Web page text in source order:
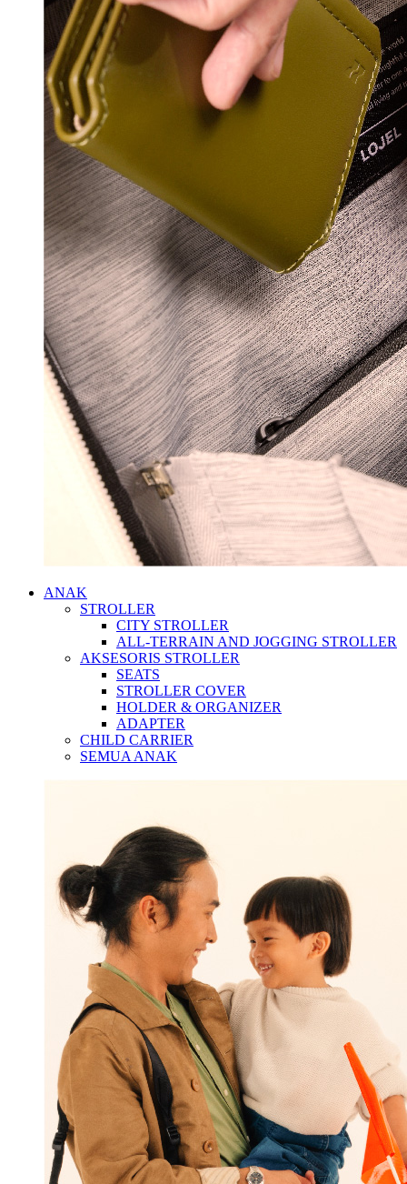
ANAK
STROLLER
CITY STROLLER
ALL-TERRAIN AND JOGGING STROLLER
AKSESORIS STROLLER
SEATS
STROLLER COVER
HOLDER & ORGANIZER
ADAPTER
CHILD CARRIER
SEMUA ANAK